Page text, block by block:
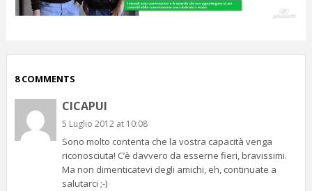
8 COMMENTS
CICAPUI
5 Luglio 2012 at 10:08
Sono molto contenta che la vostra capacità venga
riconosciuta! C’è davvero da esserne fieri, bravissimi.
Ma non dimenticatevi degli amichi, eh, continuate a
salutarci ;-)